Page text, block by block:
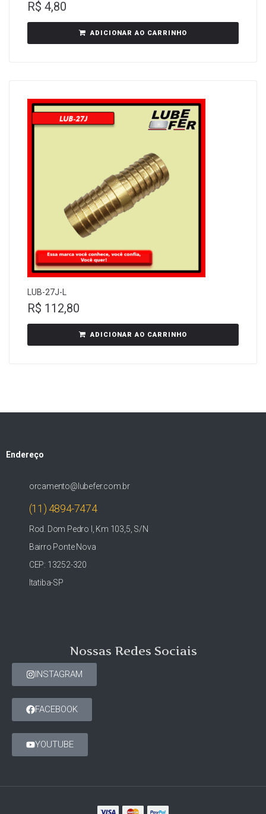
R$ 4,80
ADICIONAR AO CARRINHO
LUB-27J-L
R$ 112,80
ADICIONAR AO CARRINHO
Endereço
orcamento@lubefer.com.br
(11) 4894-7474
Rod. Dom Pedro I, Km 103,5, S/N
Bairro Ponte Nova
CEP: 13252-320
Itatiba-SP
Nossas Redes Sociais
INSTAGRAM
FACEBOOK
YOUTUBE